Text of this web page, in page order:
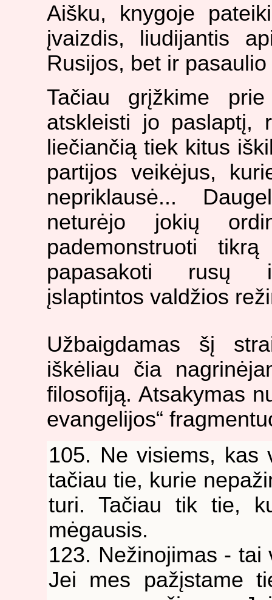
Aišku, knygoje
įvaizdis, liudijantis
Rusijos, bet ir pasaulio
Tačiau grįžkime
atskleisti jo paslaptį,
liečiančią tiek kitus
partijos veikėjus,
nepriklausė...
neturėjo jokių
pademonstruoti
papasakoti rusų
įslaptintos valdžios
Užbaigdamas šį
iškėliau čia
filosofiją. Atsakymas
evangelijos“
105. Ne visiems, kas
tačiau tie, kurie
turi. Tačiau tik tie,
mėgausis.
123. Nežinojimas - tai
Jei mes pažįstame